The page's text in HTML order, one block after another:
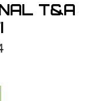
T&A
Precio